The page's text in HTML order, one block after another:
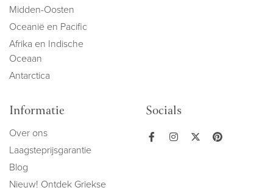
Midden-Oosten
Oceanië en Pacific
Afrika en Indische
Oceaan
Antarctica
Informatie
Over ons
Laagsteprijsgarantie
Blog
Nieuw! Ontdek Griekse
Socials